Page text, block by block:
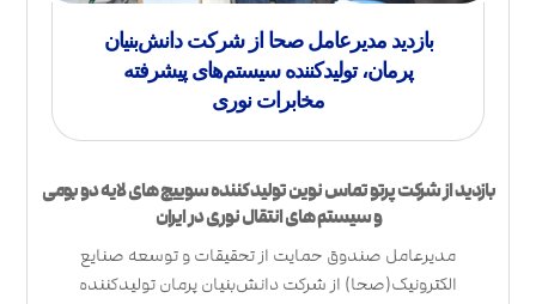
بازدید مدیرعامل صحا از شرکت دانش‌بنیان
پرمان، تولیدکننده سیستم‌های پیشرفته
مخابرات نوری
بازدید از شرکت پرتو تماس نوین تولید کننده سوییچ های لایه دو بومی
و سیستم های انتقال نوری در ایران
مدیرعامل صندوق حمایت از تحقیقات و توسعه صنایع
الکترونیک(صحا) از شرکت دانش‌بنیان پرمان تولیدکننده